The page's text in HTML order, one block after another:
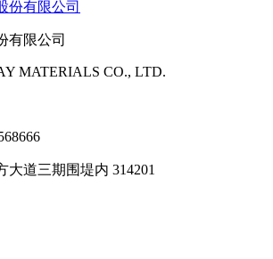
有限公司
MATERIALS CO., LTD.
大道三期围堤内 314201